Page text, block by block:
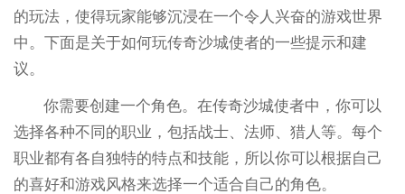
的玩法，使得玩家能够沉浸在一个令人兴奋的游戏世界
中。下面是关于如何玩传奇沙城使者的一些提示和建
议。
你需要创建一个角色。在传奇沙城使者中，你可以
选择各种不同的职业，包括战士、法师、猎人等。每个
职业都有各自独特的特点和技能，所以你可以根据自己
的喜好和游戏风格来选择一个适合自己的角色。